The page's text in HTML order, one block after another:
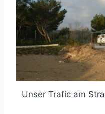
Unser Trafic am